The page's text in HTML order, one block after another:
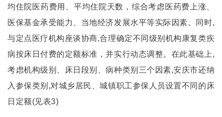
均住院医药费用、平均住院天数，综合考虑医药费上涨、
医保基金承受能力、当地经济发展水平等实际因素。同时,
与定点医疗机构座谈协商,合理确定不同级别机构康复类疾
病按床日付费的定额标准，并实行动态调整。在此基础上,
考虑机构级别、床日段别、病种类别三个因素,安庆市还纳
入参保类别,对城乡居民、城镇职工参保人员设置不同的床
日定额(见表3)